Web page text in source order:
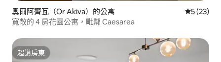
奧爾阿齊瓦（Or Akiva）的公寓 從 23 則評
5 (23)
寬敞的 4 房花園公寓，毗鄰 Caesarea
超讚房東
超讚房東